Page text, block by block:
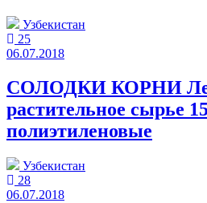
Узбекистан
25
06.07.2018
СОЛОДКИ КОРНИ
растительное сырье
полиэтиленовые
Узбекистан
28
06.07.2018